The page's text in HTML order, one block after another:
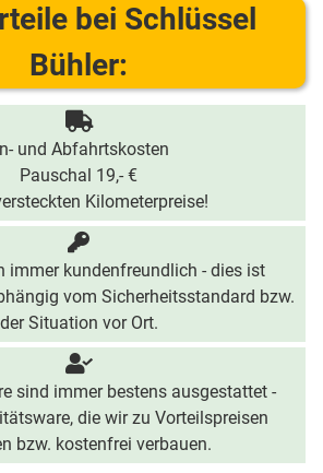
bei Schlüssel
Bühler:
und Abfahrtskosten
Pauschal 19,- €
Kilometerpreise!
immer kundenfreundlich - dies ist
vom Sicherheitsstandard bzw.
der Situation vor Ort.
sind immer bestens ausgestattet -
die wir zu Vorteilspreisen
bzw. kostenfrei verbauen.